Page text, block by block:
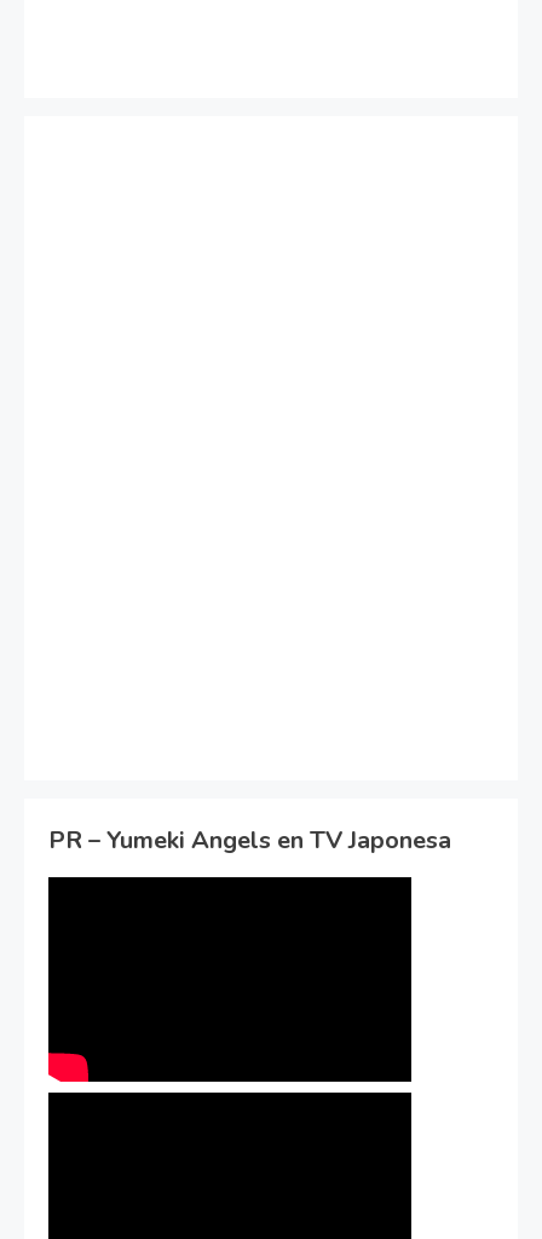
PR – Yumeki Angels en TV Japonesa